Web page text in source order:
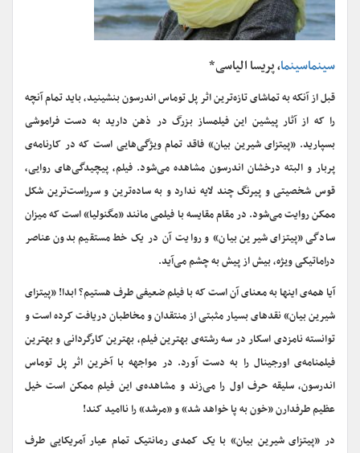
سینماسینما، پریسا الیاسی*
قبل از آنکه به تماشای تازه‌ترین اثر پل توماس اندرسون بنشینید، باید تمام آنچه
را که از آثار پیشین این فیلمساز بزرگ در ذهن دارید به دست فراموشی
بسپارید. «پیتزای شیرین بیان» فاقد تمام ویژگی‌هایی است که در کارنامه‌ی
پربار و البته درخشان اندرسون مشاهده می‌شود. فیلم، پیچیدگی‌های روایی،
قوس شخصیتی و پیرنگ چند لایه ندارد و به ساده‌ترین و سرراست‌ترین شکل
ممکن روایت می‌شود. در مقام مقایسه با فیلمی مانند «مگنولیا» است که میزان
سادگی «پیتزای شیرین بیان» و روایت آن در یک خط مستقیم بدون عناصر
دراماتیکی ویژه، بیش از پیش به چشم می‌آید.
آیا همه‌ی اینها به معنای آن است که با فیلم ضعیفی طرف هستیم؟ ابدا! «پیتزای
شیرین بیان» نقدهای بسیار مثبتی از منتقدان و مخاطبان دریافت کرده است و
توانسته نامزدی اسکار در سه رشته‌ی بهترین فیلم، بهترین کارگردانی و بهترین
فیلمنامه‌ی اورجینال را به دست آورد. در مواجهه با آخرین اثر پل توماس
اندرسون، سلیقه حرف اول را می‌زند و مشاهده‌ی این فیلم ممکن است خیل
عظیم طرفدارن «خون به پا خواهد شد» و «مرشد» را ناامید کند!
در «پیتزای شیرین بیان» با یک کمدی رمانتیک تمام عیار آمریکایی طرف